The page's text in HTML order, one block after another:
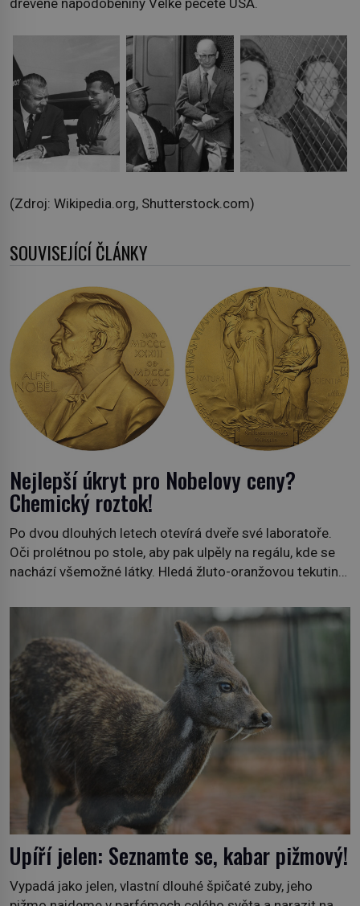
(Zdroj: Wikipedia.org, Shutterstock.com)
SOUVISEJÍCÍ ČLÁNKY
Nejlepší úkryt pro Nobelovy ceny?
Chemický roztok!
Po dvou dlouhých letech otevírá dveře své laboratoře.
Oči prolétnou po stole, aby pak ulpěly na regálu, kde se
nachází všemožné látky. Hledá žluto-oranžovou tekutinu,
plán dokončit. Pod termínem aqua regia se skrývá
směs s názvem lučavka královská. Svůj přídomek nemá
pro nic za nic, […]
Upíří jelen: Seznamte se, kabar pižmový!
Vypadá jako jelen, vlastní dlouhé špičaté zuby, jeho